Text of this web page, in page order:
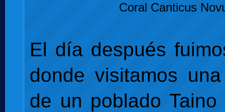
Coral Canticus
El día después
donde visitamos
de un poblado Taino